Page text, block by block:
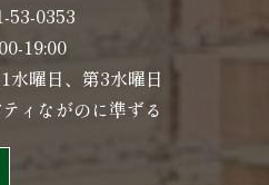
53-0353
19:00
水曜日、第3水曜日
ィながのに準ずる